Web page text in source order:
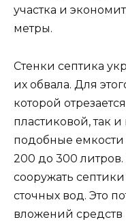
участка и
метры.
Стенки септика
их обвала. Для
которой
пластиковой, так
подобные
200 до 300
сооружать
сточных вод. Это
вложений средств